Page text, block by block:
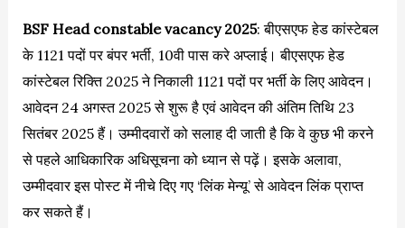
BSF Head constable vacancy 2025: बीएसएफ हेड कांस्टेबल
के 1121 पदों पर बंपर भर्ती, 10वी पास करे अप्लाई। बीएसएफ हेड
कांस्टेबल रिक्ति 2025 ने निकाली 1121 पदों पर भर्ती के लिए आवेदन।
आवेदन 24 अगस्त 2025 से शुरू है एवं आवेदन की अंतिम तिथि 23
सितंबर 2025 हैं। उम्मीदवारों को सलाह दी जाती है कि वे कुछ भी करने
से पहले आधिकारिक अधिसूचना को ध्यान से पढ़ें। इसके अलावा,
उम्मीदवार इस पोस्ट में नीचे दिए गए ‘लिंक मेन्यू’ से आवेदन लिंक प्राप्त
कर सकते हैं।